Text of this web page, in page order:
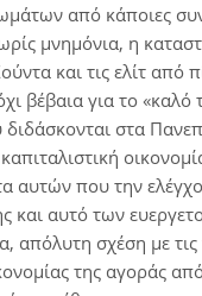
από κάποιες
μνημόνια, η
και τις ελίτ
βέβαια για το
στα
αυτών που την
αυτό των
απόλυτη σχέση με τις
της αγοράς